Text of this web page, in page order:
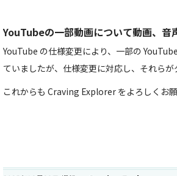
YouTubeの一部動画について動画、
YouTube の仕様変更により、一部の
ていましたが、仕様変更に対応し、それら
これからも Craving Explorer をよろしくお願